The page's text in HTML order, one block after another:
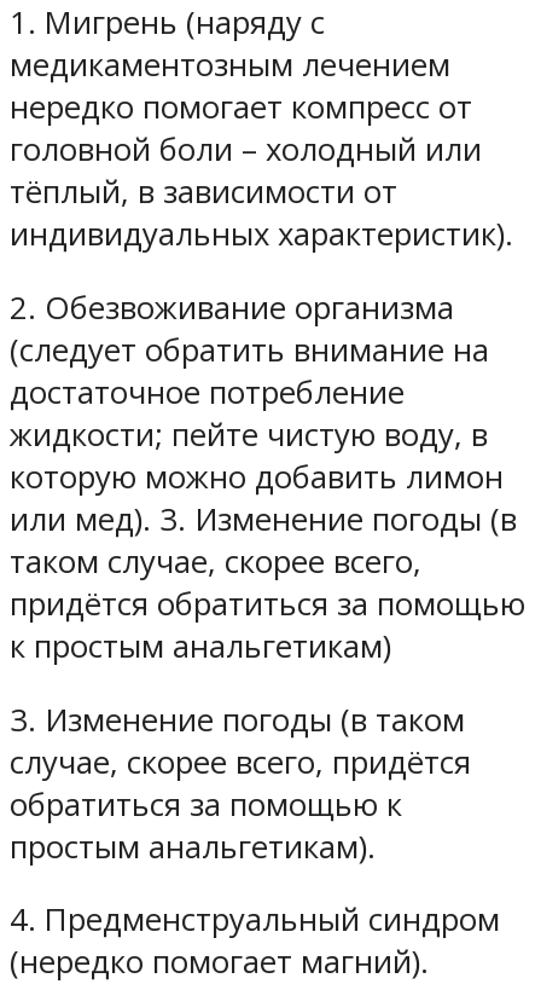
1. Мигрень (наряду с
медикаментозным лечением
нередко помогает компресс от
головной боли – холодный или
тёплый, в зависимости от
индивидуальных характеристик).
2. Обезвоживание организма
(следует обратить внимание на
достаточное потребление
жидкости; пейте чистую воду, в
которую можно добавить лимон
или мед). 3. Изменение погоды (в
таком случае, скорее всего,
придётся обратиться за помощью
к простым анальгетикам)
3. Изменение погоды (в таком
случае, скорее всего, придётся
обратиться за помощью к
простым анальгетикам).
4. Предменструальный синдром
(нередко помогает магний).